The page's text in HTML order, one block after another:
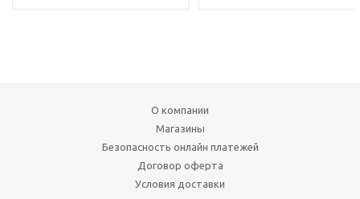
О компании
Магазины
Безопасность онлайн платежей
Договор оферта
Условия доставки